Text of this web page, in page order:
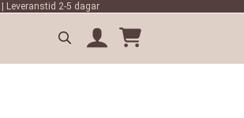
Leveranstid 2-5 dagar
Search